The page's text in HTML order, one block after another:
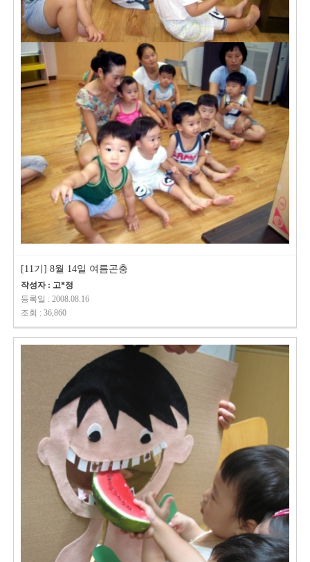
[11기] 8월 14일 여름곤충
작성자 : 고*정
등록일 : 2008.08.16
조회 : 36,860